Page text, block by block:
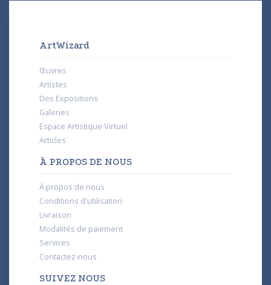
ArtWizard
Œuvres
Artistes
Des Expositions
Galeries
Espace Artistique Virtuel
Articles
À PROPOS DE NOUS
À propos de nous
Conditions d'utilisation
Livraison
Modalités de paiement
Services
Contactez-nous
SUIVEZ NOUS